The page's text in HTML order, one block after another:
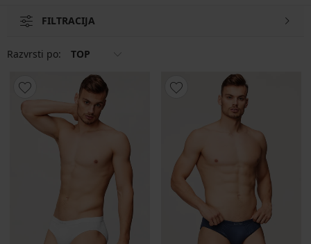
FILTRACIJA
Razvrsti po: TOP